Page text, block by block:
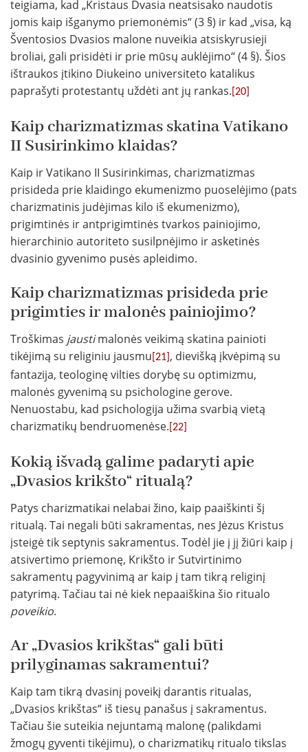
teigiama, kad „Kristaus Dvasia neatsisako naudotis
jomis kaip išganymo priemonėmis“ (3 §) ir kad „visa, ką
Šventosios Dvasios malone nuveikia atsiskyrusieji
broliai, gali prisidėti ir prie mūsų auklėjimo“ (4 §). Šios
ištraukos įtikino Diukeino universiteto katalikus
paprašyti protestantų uždėti ant jų rankas. [20]
Kaip charizmatizmas skatina Vatikano
II Susirinkimo klaidas?
Kaip ir Vatikano II Susirinkimas, charizmatizmas
prisideda prie klaidingo ekumenizmo puoselėjimo (pats
charizmatinis judėjimas kilo iš ekumenizmo),
prigimtinės ir antprigimtinės tvarkos painiojimo,
hierarchinio autoriteto susilpnėjimo ir asketinės
dvasinio gyvenimo pusės apleidimo.
Kaip charizmatizmas prisideda prie
prigimties ir malonės painiojimo?
Troškimas jaustimalonės veikimą skatina painioti
tikėjimą su religiniu jausmu [21] , dievišką įkvėpimą su
fantazija, teologinę vilties dorybę su optimizmu,
malonės gyvenimą su psichologine gerove.
Nenuostabu, kad psichologija užima svarbią vietą
charizmatikų bendruomenėse. [22]
Kokią išvadą galime padaryti apie
„Dvasios krikšto“ ritualą?
Patys charizmatikai nelabai žino, kaip paaiškinti šį
ritualą. Tai negali būti sakramentas, nes Jėzus Kristus
įsteigė tik septynis sakramentus. Todėl jie į jį žiūri kaip į
atsivertimo priemonę, Krikšto ir Sutvirtinimo
sakramentų pagyvinimą ar kaip į tam tikrą religinį
patyrimą. Tačiau tai nė kiek nepaaiškina šio ritualo
poveikio.
Ar „Dvasios krikštas“ gali būti
prilyginamas sakramentui?
Kaip tam tikrą dvasinį poveikį darantis ritualas,
„Dvasios krikštas“ iš tiesų panašus į sakramentus.
Tačiau šie suteikia nejuntamą malonę (palikdami
žmogų gyventi tikėjimu), o charizmatikų ritualo tikslas